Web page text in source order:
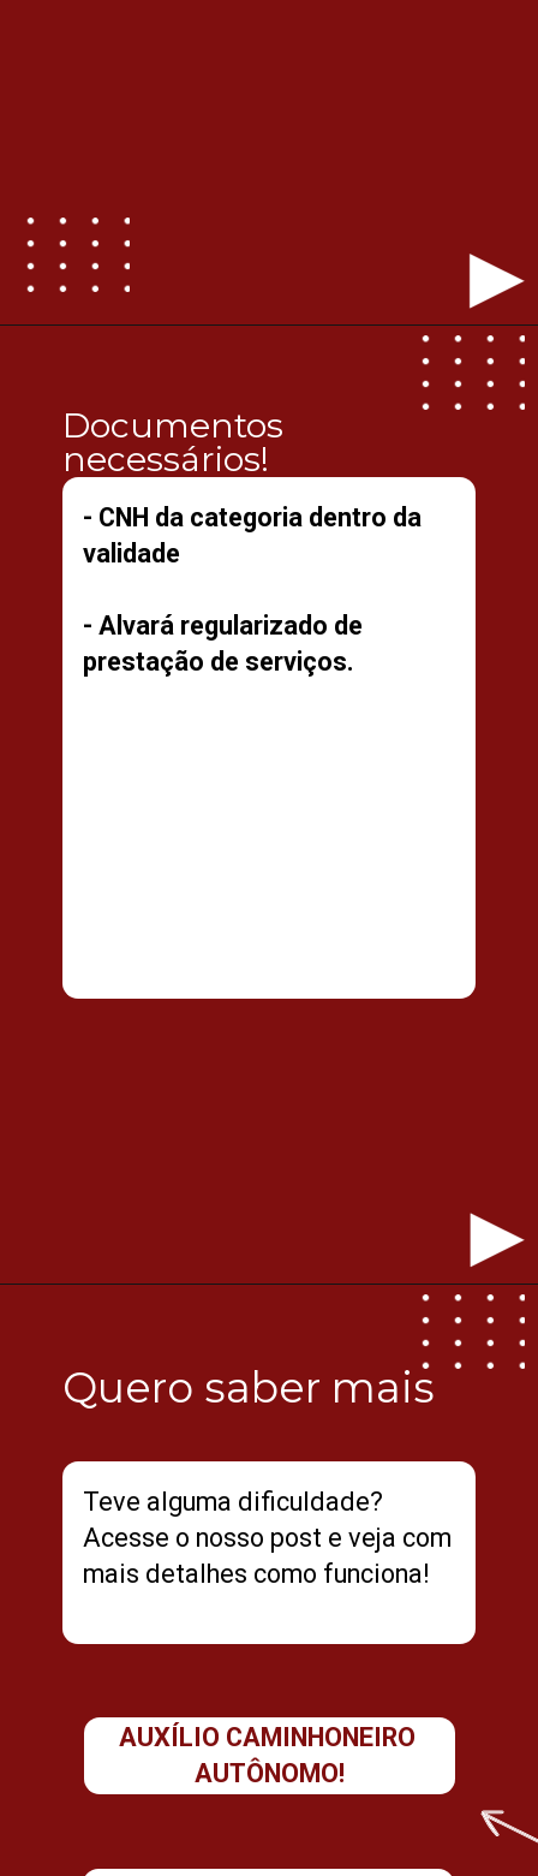
Documentos
necessários!
- CNH da categoria dentro da
validade
- Alvará regularizado de
prestação de serviços.
Quero saber mais
Teve alguma dificuldade?
Acesse o nosso post e veja com
mais detalhes como funciona!
AUXÍLIO CAMINHONEIRO
AUTÔNOMO!